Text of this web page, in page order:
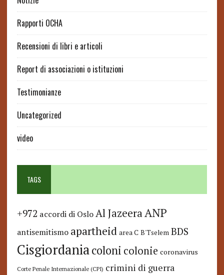
Rapporti OCHA
Recensioni di libri e articoli
Report di associazioni o istituzioni
Testimonianze
Uncategorized
video
TAGS
+972 accordi di Oslo Al JazeeraANP
antisemitismo apartheid area C B'Tselem BDS
Cisgiordaniacoloni colonie coronavirus
Corte Penale Internazionale (CPI) crimini di guerra